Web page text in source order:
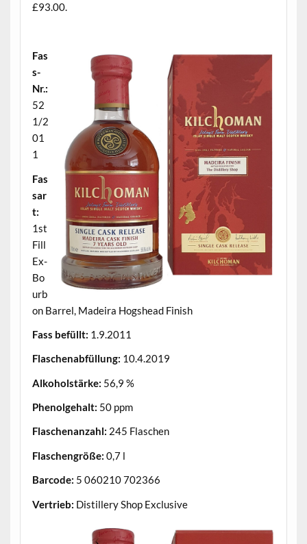
£93.00.
Fas
s-
Nr.:
52
1/2
01
1
Fas
sar
t:
1st
Fill
Ex-
Bo
urb
on Barrel, Madeira Hogshead Finish
Fass befüllt: 1.9.2011
Flaschenabfüllung: 10.4.2019
Alkoholstärke: 56,9 %
Phenolgehalt: 50 ppm
Flaschenanzahl: 245 Flaschen
Flaschengröße: 0,7 l
Barcode: 5 060210 702366
Vertrieb: Distillery Shop Exclusive